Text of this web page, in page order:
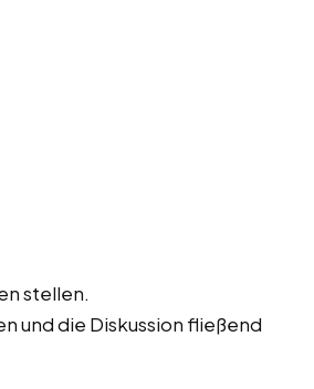
stellen.
und die Diskussion fließend